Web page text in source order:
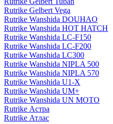
Rutrike Gelbert Vega
Rutrike Wanshida DOUHAO
Rutrike Wanshida HOT HATCH
Rutrike Wanshida LC-F150
Rutrike Wanshida LC-F200
Rutrike Wanshida LC300
Rutrike Wanshida NIPLA 500
Rutrike Wanshida NIPLA 570
Rutrike Wanshida U1-X
Rutrike Wanshida UM+
Rutrike Wanshida UN MOTO
Rutrike Астра
Rutrike Атлас